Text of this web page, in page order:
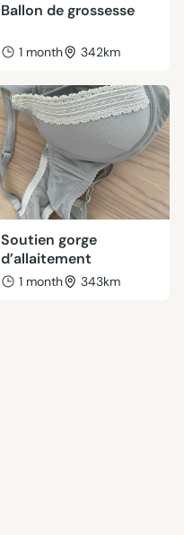
Ballon de grossesse
1 month 342km
Soutien gorge
d’allaitement
1 month 343km